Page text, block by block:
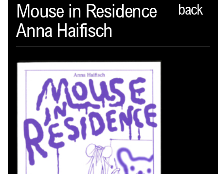
back
Spector
PROFIL
AKTUELLES
INDEX
WARENKORB (0)
VERLAGSVORSCHAU
DISTRIBUTION
Mouse in Residence
Anna Haifisch